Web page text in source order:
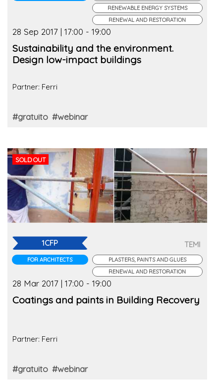
RENEWABLE ENERGY SYSTEMS
RENEWAL AND RESTORATION
28 Sep 2017 | 17:00 - 19:00
Sustainability and the environment.
Design low-impact buildings
Partner: Ferri
#gratuito #webinar
SOLD OUT
1CFP
FOR ARCHITECTS
TEMI
PLASTERS, PAINTS AND GLUES
RENEWAL AND RESTORATION
28 Mar 2017 | 17:00 - 19:00
Coatings and paints in Building Recovery
Partner: Ferri
#gratuito #webinar